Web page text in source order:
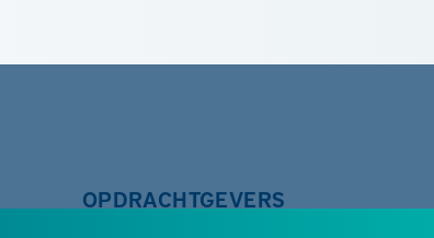
OPDRACHTGEVERS